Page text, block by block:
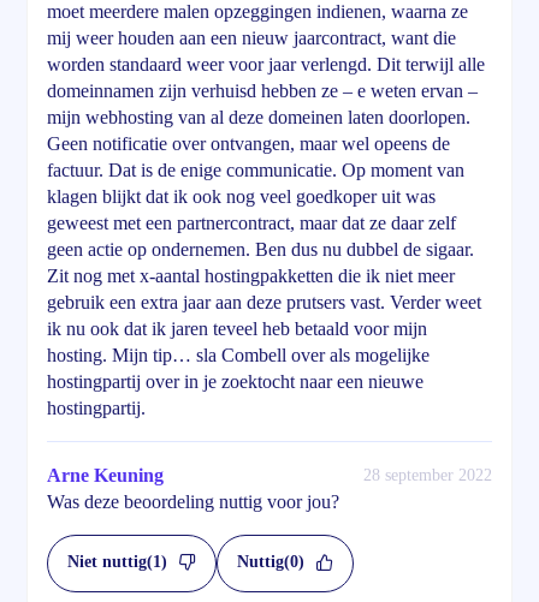
moet meerdere malen opzeggingen indienen, waarna ze
mij weer houden aan een nieuw jaarcontract, want die
worden standaard weer voor jaar verlengd. Dit terwijl alle
domeinnamen zijn verhuisd hebben ze – e weten ervan –
mijn webhosting van al deze domeinen laten doorlopen.
Geen notificatie over ontvangen, maar wel opeens de
factuur. Dat is de enige communicatie. Op moment van
klagen blijkt dat ik ook nog veel goedkoper uit was
geweest met een partnercontract, maar dat ze daar zelf
geen actie op ondernemen. Ben dus nu dubbel de sigaar.
Zit nog met x-aantal hostingpakketten die ik niet meer
gebruik een extra jaar aan deze prutsers vast. Verder weet
ik nu ook dat ik jaren teveel heb betaald voor mijn
hosting. Mijn tip… sla Combell over als mogelijke
hostingpartij over in je zoektocht naar een nieuwe
hostingpartij.
Arne Keuning 28 september 2022
Was deze beoordeling nuttig voor jou?
Niet nuttig(1) Nuttig(0)